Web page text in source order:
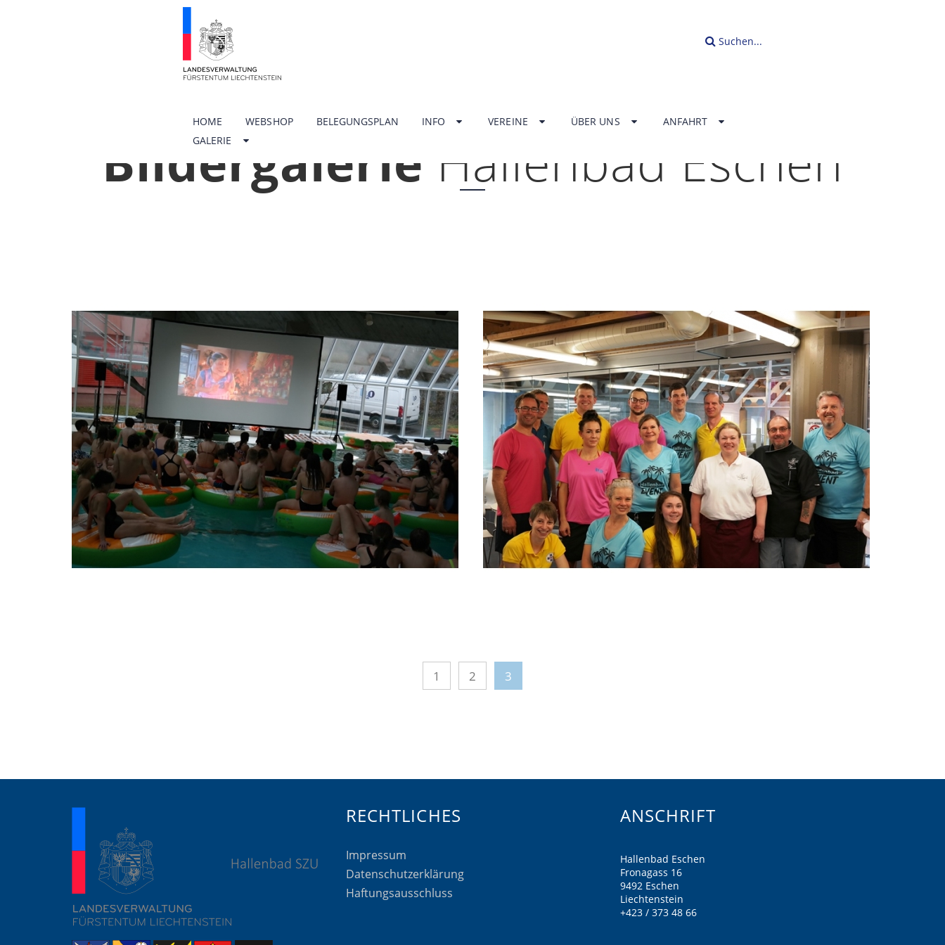
Suchen...
HOME WEBSHOP BELEGUNGSPLAN INFO VEREINE ÜBER UNS
ANFAHRT
GALERIE
Bildergalerie Hallenbad Eschen
1 2 3
RECHTLICHES
Impressum
Datenschutzerklärung
Haftungsausschluss
ANSCHRIFT
Hallenbad Eschen
Fronagass 16
9492 Eschen
Liechtenstein
+423 / 373 48 66